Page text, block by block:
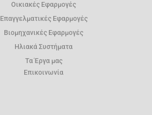
Oικιακές Εφαρμογές
Επαγγελματικές Εφαρμογές
Βιομηχανικές Εφαρμογές
Ηλιακά Συστήματα
Τα Έργα μας
Επικοινωνία